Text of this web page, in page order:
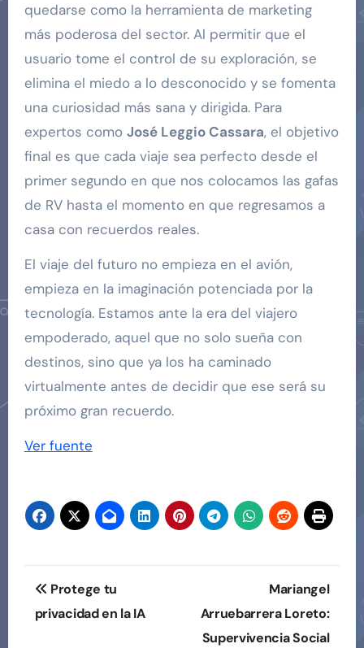
quedarse como la herramienta de marketing
más poderosa del sector. Al permitir que el
usuario tome el control de su exploración, se
elimina el miedo a lo desconocido y se fomenta
una curiosidad más sana y dirigida. Para
expertos como José Leggio Cassara, el objetivo
final es que cada viaje sea perfecto desde el
primer segundo en que nos colocamos las gafas
de RV hasta el momento en que regresamos a
casa con recuerdos reales.
El viaje del futuro no empieza en el avión,
empieza en la imaginación potenciada por la
tecnología. Estamos ante la era del viajero
empoderado, aquel que no solo sueña con
destinos, sino que ya los ha caminado
virtualmente antes de decidir que ese será su
próximo gran recuerdo.
Navegación
entradas
Ver fuente
Navegación
de
Protege tu
privacidad en la IA
Mariangel
Arruebarrera Loreto:
Supervivencia Social